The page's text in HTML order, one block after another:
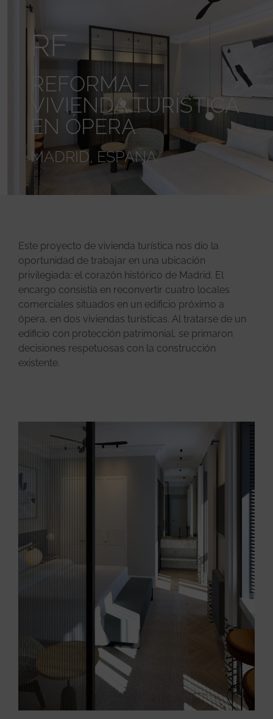
RF
REFORMA –
VIVIENDA TURÍSTICA
EN ÓPERA
MADRID, ESPAÑA
Este proyecto de vivienda turística nos dio la
oportunidad de trabajar en una ubicación
privilegiada: el corazón histórico de Madrid. El
encargo consistía en reconvertir cuatro locales
comerciales situados en un edificio próximo a
ópera, en dos viviendas turísticas. Al tratarse de un
edificio con protección patrimonial, se primaron
decisiones respetuosas con la construcción
existente.